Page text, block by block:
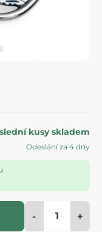
kusy skladem
Odeslání za 4 dny
- +